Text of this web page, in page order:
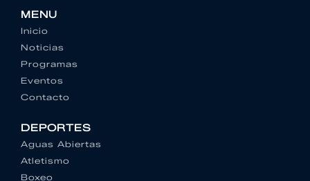
MENU
Inicio
Noticias
Programas
Eventos
Contacto
DEPORTES
Aguas Abiertas
Atletismo
Boxeo